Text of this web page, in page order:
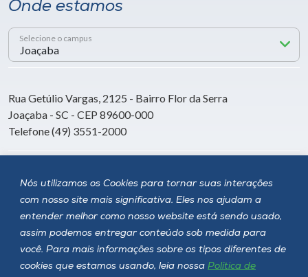
Nós utilizamos os Cookies para tornar suas interações
com nosso site mais significativa. Eles nos ajudam a
entender melhor como nosso website está sendo usado,
assim podemos entregar conteúdo sob medida para
você. Para mais informações sobre os tipos diferentes de
cookies que estamos usando, leia nossa Política de
Onde estamos
Selecione o campus
Rua Getúlio Vargas, 2125 - Bairro Flor da Serra
Joaçaba - SC - CEP 89600-000
Telefone (49) 3551-2000
Siga a Unoesc